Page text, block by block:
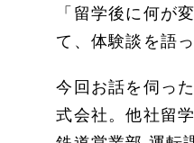
「留学後に何が
て、体験談を語
今回お話を伺っ
式会社。他社留